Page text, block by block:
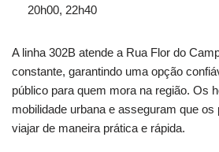
20h00, 22h40
A linha 302B atende a Rua Flor do
constante, garantindo uma opção
público para quem mora na região. Os
mobilidade urbana e asseguram que
viajar de maneira prática e rápida.